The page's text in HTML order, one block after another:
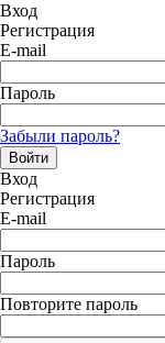
Вход
Регистрация
E-mail
Пароль
Забыли пароль?
Войти
Вход
Регистрация
E-mail
Пароль
Повторите пароль